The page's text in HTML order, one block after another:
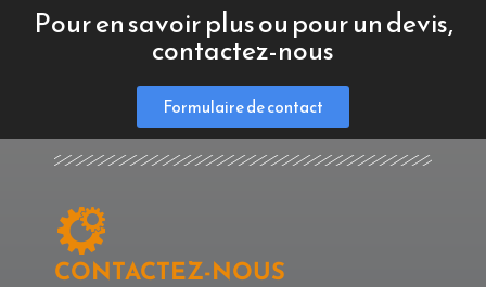
Pour en savoir plus ou pour un devis,
contactez-nous
Formulaire de contact
CONTACTEZ-NOUS